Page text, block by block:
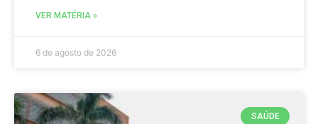
VER MATÉRIA »
6 de agosto de 2026
SAÚDE